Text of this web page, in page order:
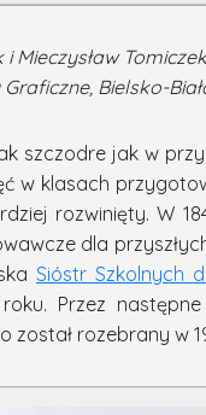
Bielsko-
jak w
w klasach
rozwinięty. W
dla
Sióstr Szkolnych
Przez
został rozebrany w